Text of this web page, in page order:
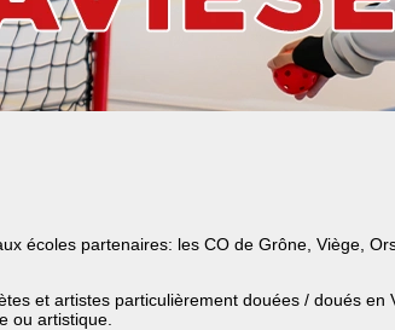
écoles partenaires: les CO de Grône, Viège,
et artistes particulièrement douées / doués
ou artistique.